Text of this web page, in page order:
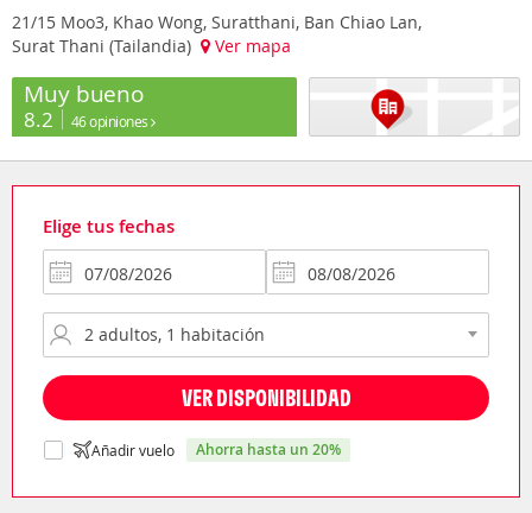
21/15 Moo3, Khao Wong, Suratthani, Ban Chiao Lan,
Surat Thani (Tailandia)
Ver mapa
Muy bueno
8.2 46 opiniones
Elige tus fechas
VER DISPONIBILIDAD
Añadir vuelo ahorra hasta un 20%